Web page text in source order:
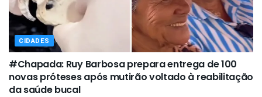
CIDADES
#Chapada: Ruy Barbosa prepara entrega de 100
novas próteses após mutirão voltado à reabilitação
da saúde bucal